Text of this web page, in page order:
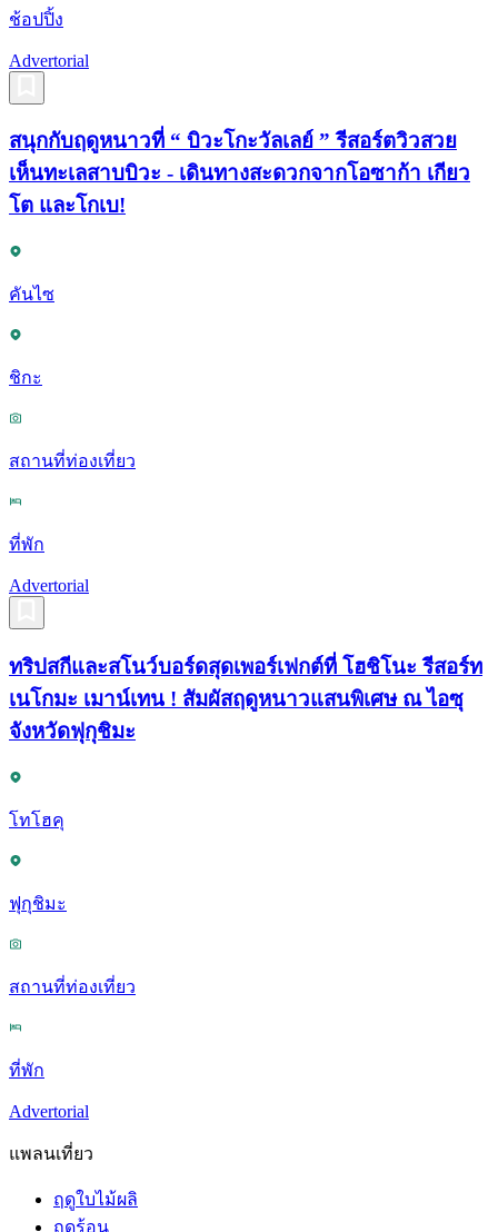
ช้อปปิ้ง
Advertorial
สนุกกับฤดูหนาวที่ “ บิวะโกะวัลเลย์ ” รีสอร์ตวิวสวย
เห็นทะเลสาบบิวะ - เดินทางสะดวกจากโอซาก้า เกียว
โต และโกเบ!
คันไซ
ชิกะ
สถานที่ท่องเที่ยว
ที่พัก
Advertorial
ทริปสกีและสโนว์บอร์ดสุดเพอร์เฟกต์ที่ โฮชิโนะ รีสอร์ท
เนโกมะ เมาน์เทน ! สัมผัสฤดูหนาวแสนพิเศษ ณ ไอซุ
จังหวัดฟุกุชิมะ
โทโฮคุ
ฟุกุชิมะ
สถานที่ท่องเที่ยว
ที่พัก
Advertorial
แพลนเที่ยว
ฤดูใบไม้ผลิ
ฤดูร้อน